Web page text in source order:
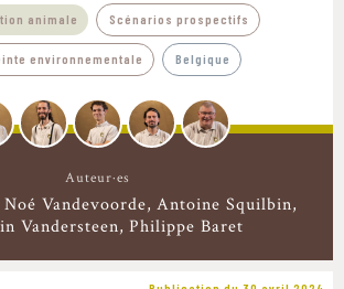
animale Scénarios prospectifs
environnementale Belgique
Auteur·es
Noé Vandevoorde Antoine Squilbin
Vandersteen Philippe Baret